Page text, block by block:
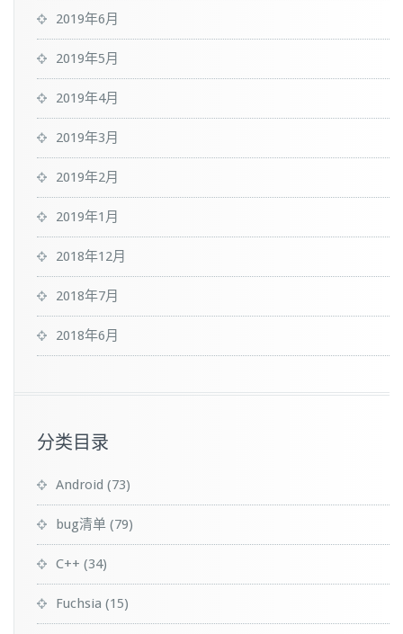
2019年6月
2019年5月
2019年4月
2019年3月
2019年2月
2019年1月
2018年12月
2018年7月
2018年6月
分类目录
Android (73)
bug清单 (79)
C++ (34)
Fuchsia (15)